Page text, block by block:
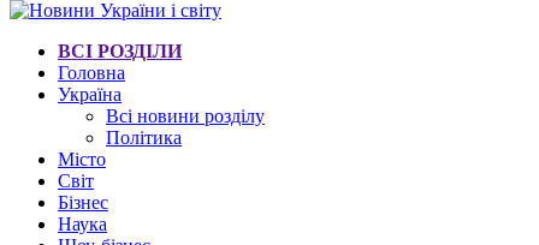
ВСІ РОЗДІЛИ
Головна
Україна
Всі новини розділу
Політика
Місто
Світ
Бізнес
Наука